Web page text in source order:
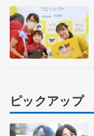
ピックアップ